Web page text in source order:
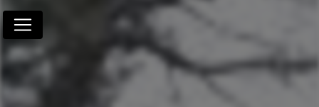
Panneau de gestion des cookies